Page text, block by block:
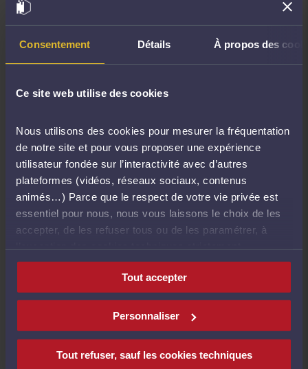
Consentement Détails À propos des
Ce site web utilise des cookies
Nous utilisons des cookies pour mesurer la fréquentation
de notre site et pour vous proposer une expérience
utilisateur fondée sur l’interactivité avec d’autres
plateformes (vidéos, réseaux sociaux, contenus
animés…) Parce que le respect de votre vie privée est
essentiel pour nous, nous vous laissons le choix de les
accepter, de les refuser tous ou de les paramétrer, à
nécessaires au fonctionnement du site.
Tout accepter
Personnaliser
Tout refuser, sauf les cookies techniques
l’issue d’un appel à candidatures lancé le 14 juin
2017.
et de bénéficier d’une réponse harmonisée aux
confrontée la profession d’avocat (procédures
communes, référentiels, formations, informations,
fiches pratiques…).
Naturellement,cette démarche sera propre à
chaque cabinet et non obligatoire, chaque
cabinet demeurant libre de se mettre en conformité
suivant les modalités de son choix.
Les missions du délégué à la
protection des données
Informer et conseillerchaque cabinet d’avocat
ayant recours à ses services (ainsi que chacun
de ses membres qui procède aux traitements)